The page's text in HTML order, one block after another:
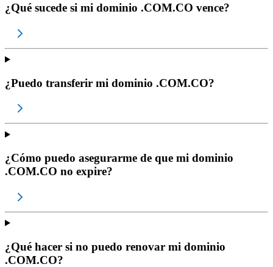
¿Qué sucede si mi dominio .COM.CO vence?
¿Puedo transferir mi dominio .COM.CO?
¿Cómo puedo asegurarme de que mi dominio
.COM.CO no expire?
¿Qué hacer si no puedo renovar mi dominio
.COM.CO?